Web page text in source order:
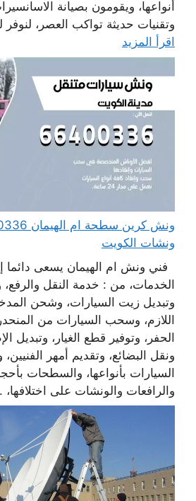
أنواعها، ويقومون بصيانة
وتقنيات حديثة تواكب العصر،
اقرأ المزيد
ونشات الكويت
فني ونش ام الهيمان يسعى دائما
الخدمات، من : خدمة النقل والرفع،
وتبديل زيت السيارات، وشحن
اللازم، وسحب السيارات من
الحفر، وتوفير قطع الغيار، وتبديل
ونقل البضائع، وتقديم أمهر
السيارات بأنواعها، والسطحات
والرافعات والونشات على اختلافها،